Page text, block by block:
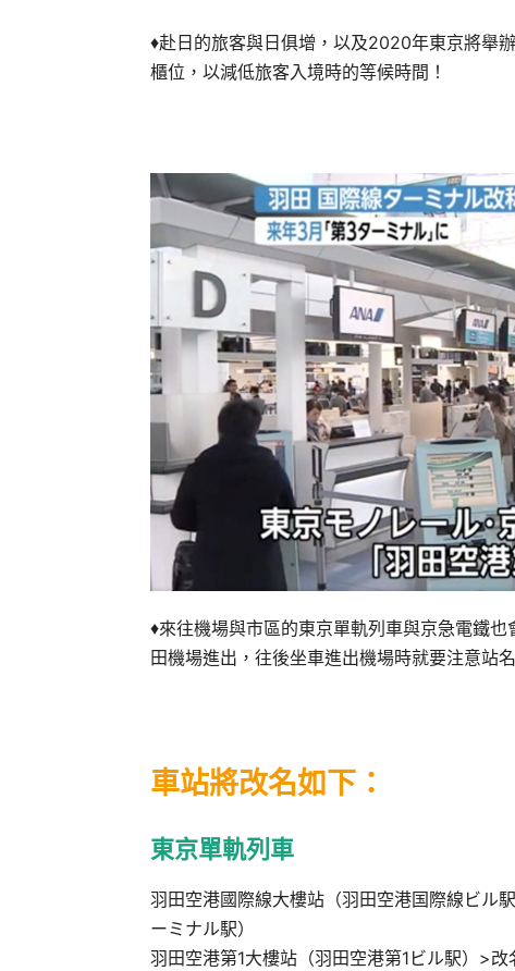
♦赴日的旅客與日俱增，以及2020年東京將舉
櫃位，以減低旅客入境時的等候時間！
♦來往機場與市區的東京單軌列車與京急電鐵
田機場進出，往後坐車進出機場時就要注意站
車站將改名如下：
東京單軌列車
羽田空港國際線大樓站（羽田空港国際線ビル
ーミナル駅）
羽田空港第1大樓站（羽田空港第1ビル駅）>